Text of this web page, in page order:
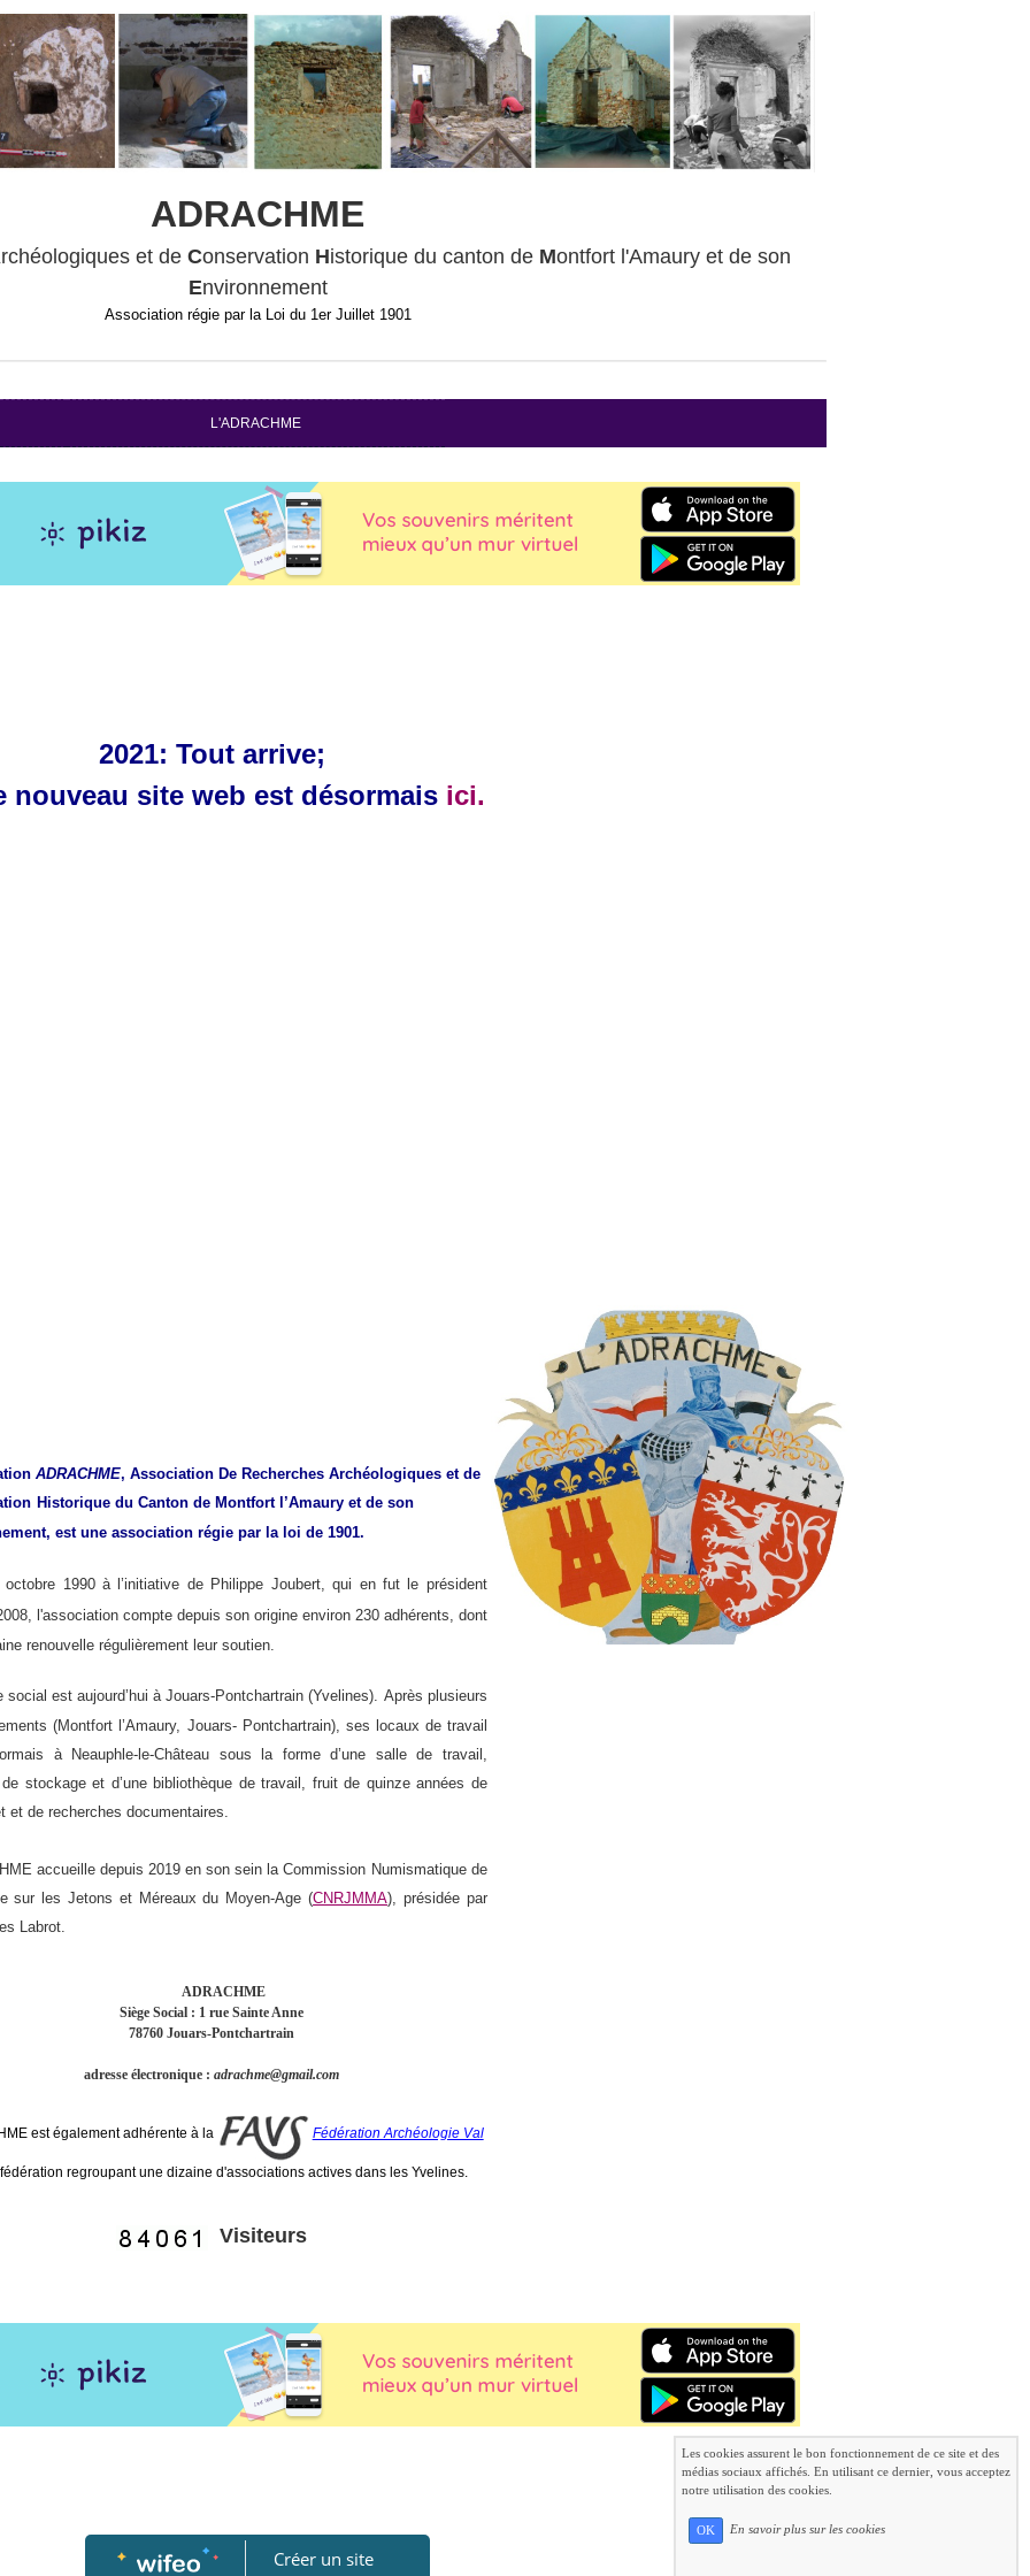
ADRACHME
rchéologiques et de Conservation Historique du canton de Montfort l'Amaury et de son
Environnement
Association régie par la Loi du 1er Juillet 1901
L'ADRACHME
2021: Tout arrive;
nouveau site web est désormais ici.
ADRACHME, Association De Recherches Archéologiques et de
Historique du Canton de Montfort l’Amaury et de son
, est une association régie par la loi de 1901.
octobre 1990 à l’initiative de Philippe Joubert, qui en fut le président
l'association compte depuis son origine environ 230 adhérents, dont
renouvelle régulièrement leur soutien.
social est aujourd’hui à Jouars-Pontchartrain (Yvelines). Après plusieurs
(Montfort l’Amaury, Jouars- Pontchartrain), ses locaux de travail
à Neauphle-le-Château sous la forme d’une salle de travail,
de stockage et d’une bibliothèque de travail, fruit de quinze années de
et de recherches documentaires.
accueille depuis 2019 en son sein la Commission Numismatique de
sur les Jetons et Méreaux du Moyen-Age (CNRJMMA), présidée par
Labrot.
ADRACHME
Siège Social : 1 rue Sainte Anne
78760 Jouars-Pontchartrain
adresse électronique :adrachme@gmail.com
est également adhérente à la Fédération Archéologie Val
regroupant une dizaine d'associations actives dans les Yvelines.
Visiteurs
Créer un site
Les cookies assurent le bon fonctionnement de ce site et des
médias sociaux affichés. En utilisant ce dernier, vous acceptez
notre utilisation des cookies.
OK En savoir plus sur les cookies